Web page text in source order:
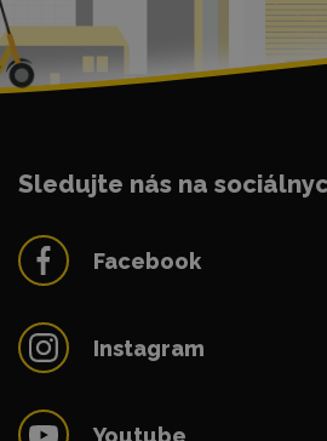
Sledujte nás na
Facebook
Instagram
Youtube